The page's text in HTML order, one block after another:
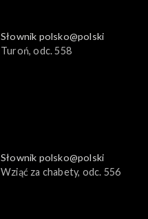
Słownik polsko@polski
Turoń, odc. 558
Słownik polsko@polski
Wziąć za chabety, odc. 556